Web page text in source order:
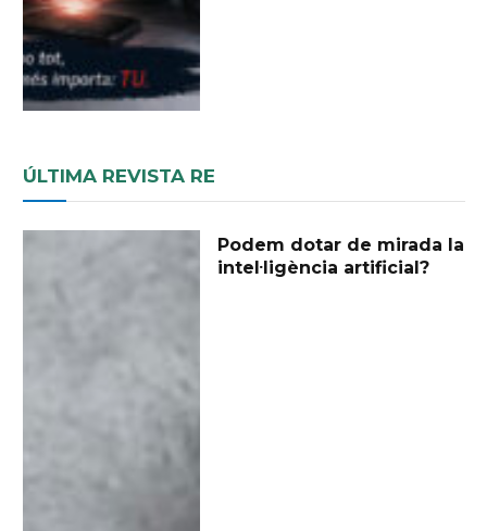
ÚLTIMA REVISTA RE
Podem dotar de mirada la
intel·ligència artificial?